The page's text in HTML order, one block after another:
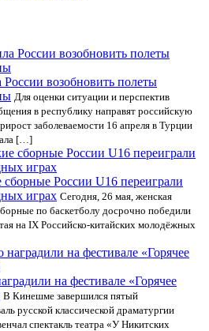
возобновить полеты
Для оценки ситуации и перспектив
в республику направят российскую
заболеваемости 16 апреля в Турции
[…]
России U16 переиграли
играх Сегодня, 26 мая, женская
по баскетболу досрочно победили
на IX Российско-китайских молодёжных
на фестивале «Горячее
В Кинешме завершился пятый
русской классической драматургии
спектакль театра «У Никитских